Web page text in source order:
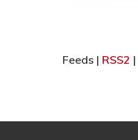
Feeds | RSS2 |